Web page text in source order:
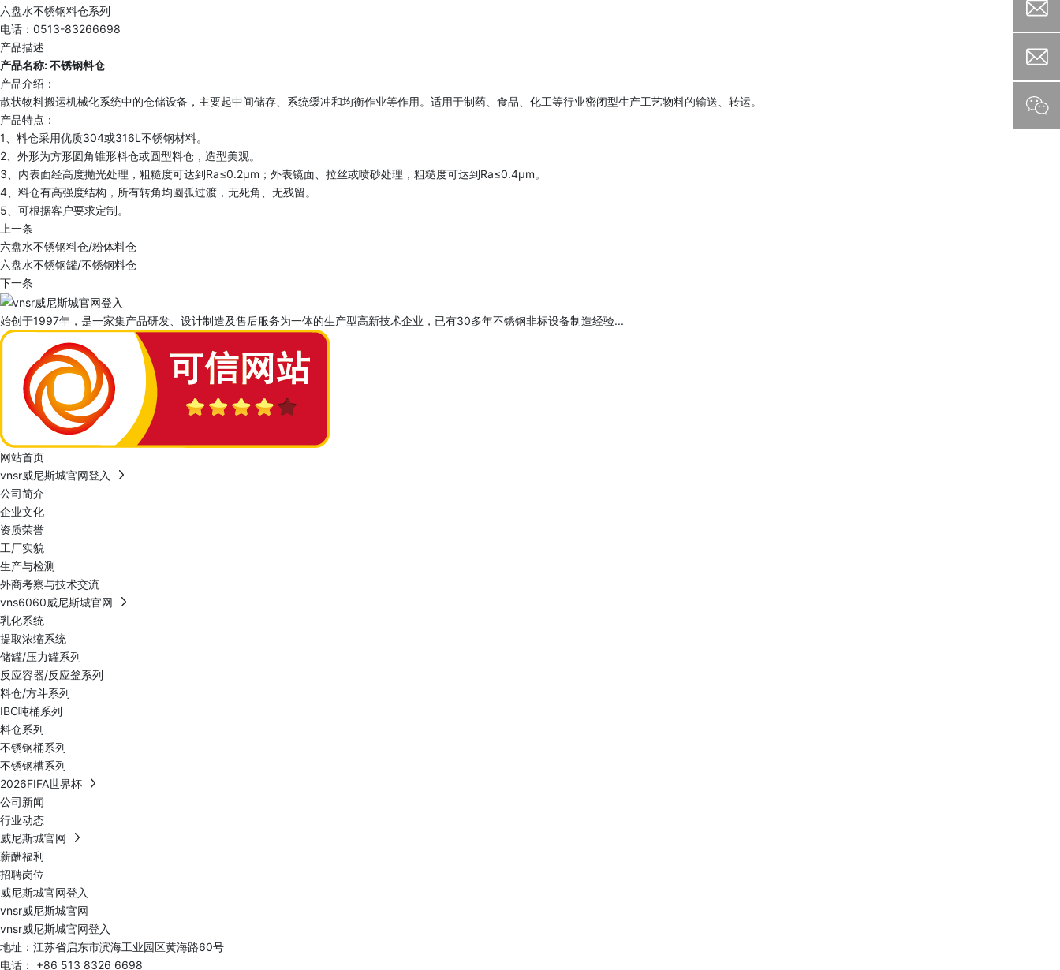
六盘水不锈钢料仓系列
电话：0513-83266698
产品描述
产品名称: 不锈钢料仓
产品介绍：
散状物料搬运机械化系统中的仓储设备，主要起中间储存、系统缓冲和均衡作业等作用。适用于制药、食品、化工等行业密闭型生产工艺物料的输送、转运。
产品特点：
1、料仓采用优质304或316L不锈钢材料。
2、外形为方形圆角锥形料仓或圆型料仓，造型美观。
3、内表面经高度抛光处理，粗糙度可达到Ra≤0.2μm；外表镜面、拉丝或喷砂处理，粗糙度可达到Ra≤0.4μm。
4、料仓有高强度结构，所有转角均圆弧过渡，无死角、无残留。
5、可根据客户要求定制。
上一条
六盘水不锈钢料仓/粉体料仓
六盘水不锈钢罐/不锈钢料仓
下一条
始创于1997年，是一家集产品研发、设计制造及售后服务为一体的生产型高新技术企业，已有30多年不锈钢非标设备制造经验...
网站首页
vnsr威尼斯城官网登入
公司简介
企业文化
资质荣誉
工厂实貌
生产与检测
外商考察与技术交流
vns6060威尼斯城官网
乳化系统
提取浓缩系统
储罐/压力罐系列
反应容器/反应釜系列
料仓/方斗系列
IBC吨桶系列
料仓系列
不锈钢桶系列
不锈钢槽系列
2026FIFA世界杯
公司新闻
行业动态
威尼斯城官网
薪酬福利
招聘岗位
威尼斯城官网登入
vnsr威尼斯城官网
vnsr威尼斯城官网登入
地址：江苏省启东市滨海工业园区黄海路60号
电话： +86 513 8326 6698